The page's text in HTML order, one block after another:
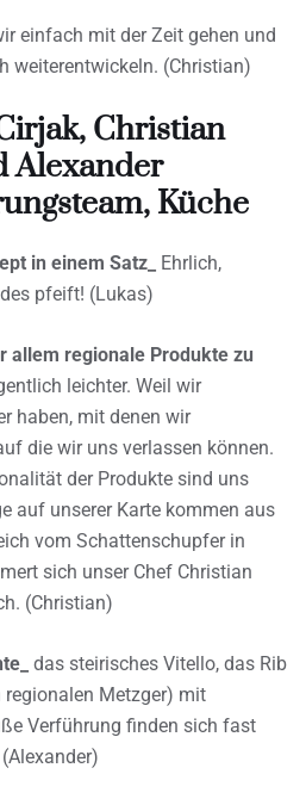
einfach mit der Zeit gehen und
weiterentwickeln. (Christian)
Christian
Alexander
Küche
in einem Satz_
Ehrlich,
pfeift! (Lukas)
allem regionale Produkte zu
leichter. Weil wir
haben, mit denen wir
die wir uns verlassen können.
der Produkte sind uns
auf unserer Karte kommen aus
vom Schattenschupfer in
sich unser Chef Christian
(Christian)
das steirisches Vitello, das Rib
regionalen Metzger) mit
Verführung finden sich fast